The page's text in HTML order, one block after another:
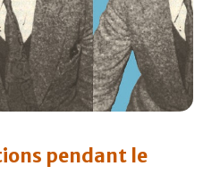
pendant le